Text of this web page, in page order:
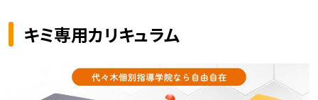
キミ専用カリキュラム